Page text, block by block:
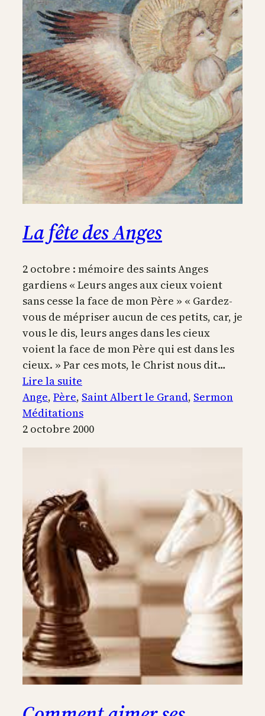
La fête des Anges
2 octobre : mémoire des saints Anges
gardiens « Leurs anges aux cieux voient
sans cesse la face de mon Père » « Gardez-
vous de mépriser aucun de ces petits, car, je
vous le dis, leurs anges dans les cieux
voient la face de mon Père qui est dans les
cieux. » Par ces mots, le Christ nous dit…
Lire la suite
La
fête
des
Ange, Père, Saint Albert le Grand, Sermon
Méditations
2 octobre 2000